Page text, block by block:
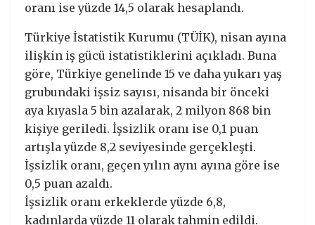
oranı ise yüzde 14,5 olarak hesaplandı.
Türkiye İstatistik Kurumu (TÜİK), nisan ayına
ilişkin iş gücü istatistiklerini açıkladı. Buna
göre, Türkiye genelinde 15 ve daha yukarı yaş
grubundaki işsiz sayısı, nisanda bir önceki
aya kıyasla 5 bin azalarak, 2 milyon 868 bin
kişiye geriledi. İşsizlik oranı ise 0,1 puan
artışla yüzde 8,2 seviyesinde gerçekleşti.
İşsizlik oranı, geçen yılın aynı ayına göre ise
0,5 puan azaldı.
İşsizlik oranı erkeklerde yüzde 6,8,
kadınlarda yüzde 11 olarak tahmin edildi.